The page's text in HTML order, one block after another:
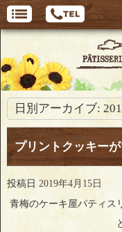
日別アーカイブ:
プリントクッキー
投稿日 2019年4月15日
青梅のケーキ屋パティス